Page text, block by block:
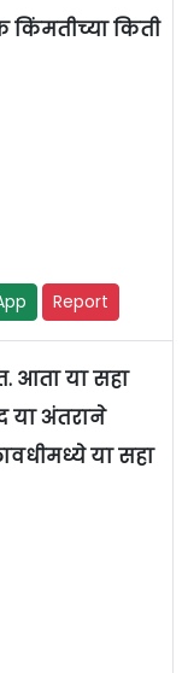
किंमतीच्या किती
Report
आता या सहा
या अंतराने
या सहा